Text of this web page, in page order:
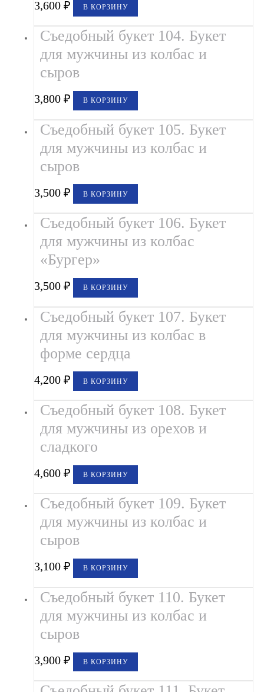
3,600₽ В КОРЗИНУ
Съедобный букет 104. Букет
для мужчины из колбас и
сыров
3,800₽ В КОРЗИНУ
Съедобный букет 105. Букет
для мужчины из колбас и
сыров
3,500₽ В КОРЗИНУ
Съедобный букет 106. Букет
для мужчины из колбас
«Бургер»
3,500₽ В КОРЗИНУ
Съедобный букет 107. Букет
для мужчины из колбас в
форме сердца
4,200₽ В КОРЗИНУ
Съедобный букет 108. Букет
для мужчины из орехов и
сладкого
4,600₽ В КОРЗИНУ
Съедобный букет 109. Букет
для мужчины из колбас и
сыров
3,100₽ В КОРЗИНУ
Съедобный букет 110. Букет
для мужчины из колбас и
сыров
3,900₽ В КОРЗИНУ